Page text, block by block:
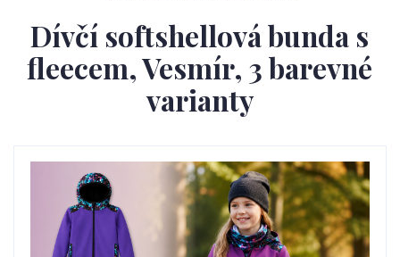
Dívčí softshellová bunda s
fleecem, Vesmír, 3 barevné
varianty